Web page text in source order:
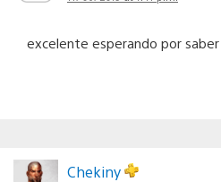
excelente esperando por
Chekiny